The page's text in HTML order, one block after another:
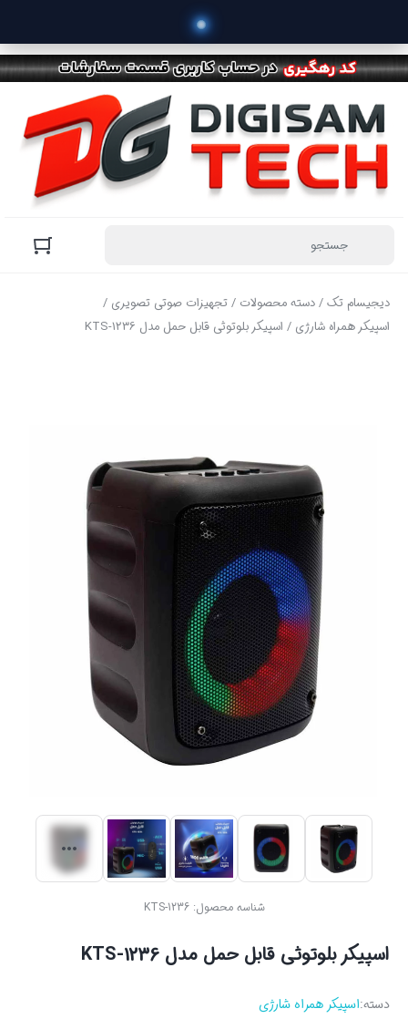
دیجیسام تک/دسته محصولات /تجهیزات صوتی تصویری /
اسپیکر همراه شارژی / اسپیکر بلوتوثی قابل حمل مدل KTS-1236
شناسه محصول:KTS-1236
اسپیکر بلوتوثی قابل حمل مدل KTS-1236
دسته:اسپیکر همراه شارژی
خرید محص